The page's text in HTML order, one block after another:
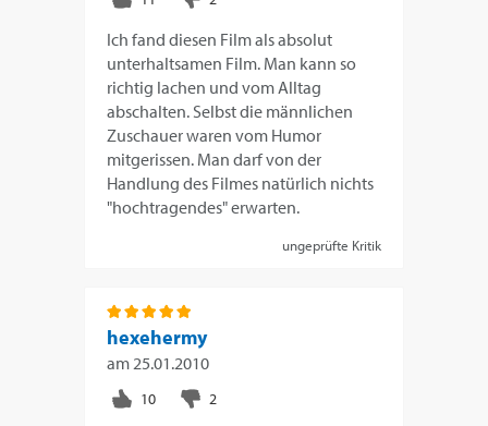
Ich fand diesen Film als absolut
unterhaltsamen Film. Man kann so
richtig lachen und vom Alltag
abschalten. Selbst die männlichen
Zuschauer waren vom Humor
mitgerissen. Man darf von der
Handlung des Filmes natürlich nichts
"hochtragendes" erwarten.
ungeprüfte Kritik
hexehermy
am 25.01.2010